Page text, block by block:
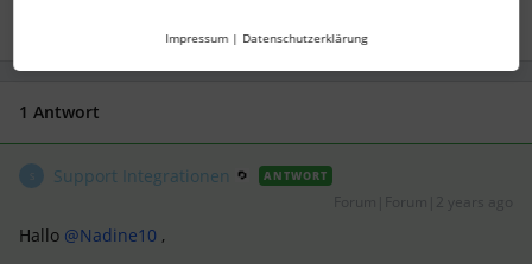
1 Antwort
Support Integrationen ANTWORT
Hallo @Nadine10 ,
Impressum | Datenschutzerklärung